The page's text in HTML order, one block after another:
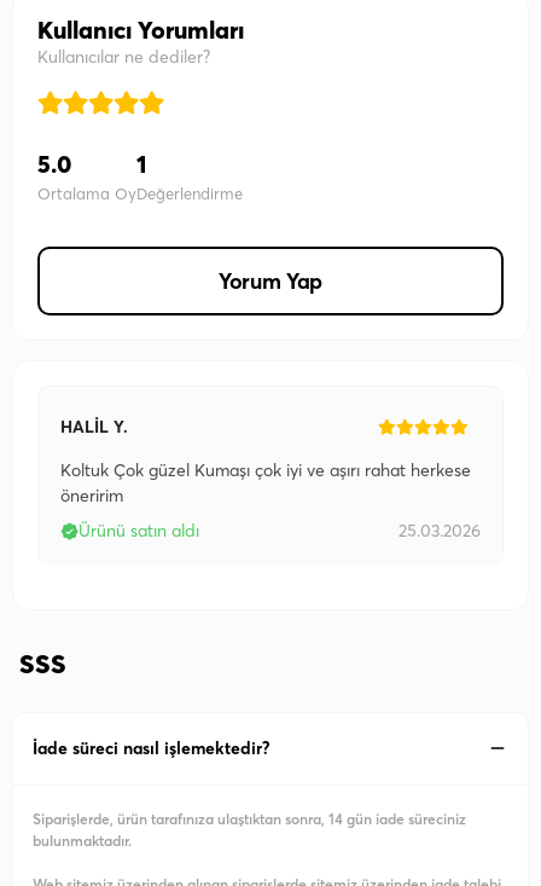
Kullanıcı Yorumları
Kullanıcılar ne dediler?
5.0
Ortalama Oy
1
Değerlendirme
Yorum Yap
HALİL Y.
Koltuk Çok güzel Kumaşı çok iyi ve aşırı rahat herkese
öneririm
Ürünü satın aldı
25.03.2026
SSS
İade süreci nasıl işlemektedir?
Siparişlerde, ürün tarafınıza ulaştıktan sonra, 14 gün iade süreciniz
bulunmaktadır.